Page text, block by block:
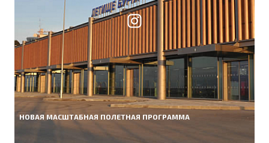
НОВАЯ МАСШТАБНАЯ ПОЛЕТНАЯ ПРОГРАММА